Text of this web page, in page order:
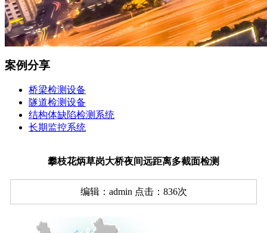
案例分享
桥梁检测设备
隧道检测设备
结构体缺陷检测系统
长期监控系统
攀枝花炳草岗大桥夜间远距离多截面检测
编辑：admin 点击：836次